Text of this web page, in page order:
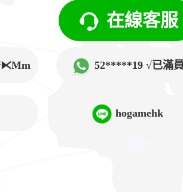
在線客服
⧔Mm 52*****19 √已滿員
hogamehk